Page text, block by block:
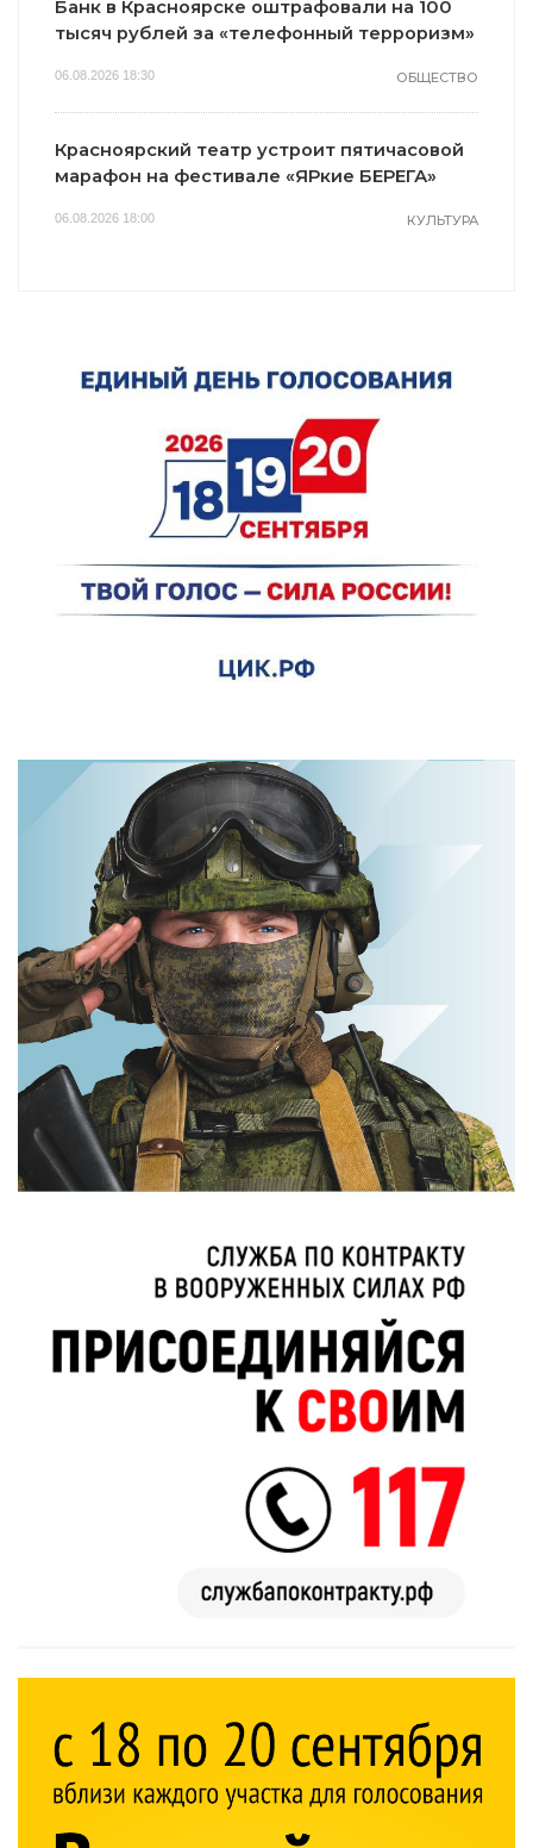
Банк в Красноярске оштрафовали на 100
тысяч рублей за «телефонный терроризм»
06.08.2026 18:30 ОБЩЕСТВО
Красноярский театр устроит пятичасовой
марафон на фестивале «ЯРкие БЕРЕГА»
06.08.2026 18:00 КУЛЬТУРА